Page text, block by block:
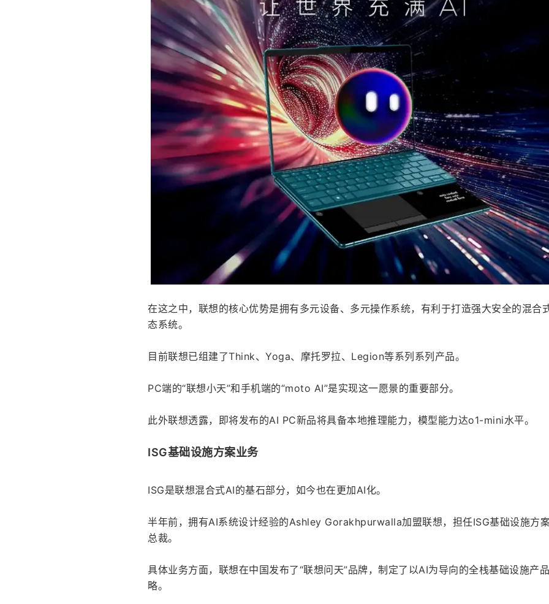
在这之中，联想的核心优势是拥有多元设备、多元操作系统，有利于打造强大安全的混合
态系统。
目前联想已组建了Think、Yoga、摩托罗拉、Legion等系列系列产品。
PC端的“联想小天”和手机端的“moto AI”是实现这一愿景的重要部分。
此外联想透露，即将发布的AI PC新品将具备本地推理能力，模型能力达o1-mini水平。
ISG基础设施方案业务
ISG是联想混合式AI的基石部分，如今也在更加AI化。
半年前，拥有AI系统设计经验的Ashley Gorakhpurwalla加盟联想，担任ISG基础设施方
总裁。
具体业务方面，联想在中国发布了“联想问天”品牌，制定了以AI为导向的全栈基础设施产
略。